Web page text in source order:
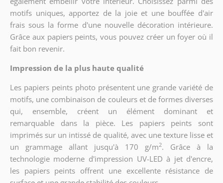
motifs uniques, apportez de la joie et une bouffée d'air
frais sous la forme d'une nouvelle décoration intérieure.
Grâce aux papiers peints, vous pouvez créer un foyer où il
fait bon revenir.
Impression de la plus haute qualité
Les papiers peints photo présentent une grande variété de
motifs, une combinaison de couleurs et de formes diverses
qui, ensemble, créent un élément dominant et
remarquable dans la pièce. Les papiers peints sont
imprimés sur un intissé de qualité, avec une texture lisse et
un grammage allant jusqu'à 170 g/m2. Grâce à la
technologie moderne d'impression UV-LED à jet d'encre,
les papiers peints offrent une excellente résistance de